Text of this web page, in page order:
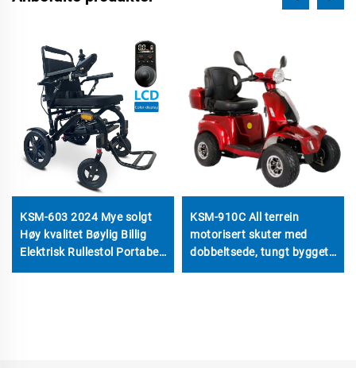
KSM-603 2024 Mye solgt
Høy kvalitet Bøylig Billig
Elektrisk Rullestol Portabel
Sterk Leket Lettviktig
KSM-910C All terrein
motorisert skuter med
dobbeltsede, tungt bygget
4-hjuls elektrisk